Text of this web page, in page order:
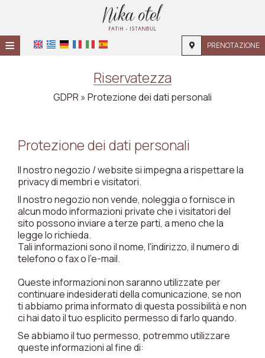
≡ PRENOTAZIONE
POSIZIONE
SERVIZI
GALERIA
RICHIESTA
CONTATTI
Riservatezza
GDPR » Protezione dei dati personali
Protezione dei dati personali
Il nostro negozio / website si impegna a rispettare la
privacy di membri e visitatori.
Il nostro negozio non vende, noleggia o fornisce in
alcun modo informazioni private che i visitatori del
sito possono inviare a terze parti, a meno che la
legge lo richieda.
Tali informazioni sono il nome, l'indirizzo, il numero di
telefono o fax o l'e-mail.
Queste informazioni non saranno utilizzate per
continuare indesiderati della comunicazione, se non
ti abbiamo prima informato di questa possibilità e non
ci hai dato il tuo esplicito permesso di farlo quando.
Se abbiamo il tuo permesso, potremmo utilizzare
queste informazioni al fine di: